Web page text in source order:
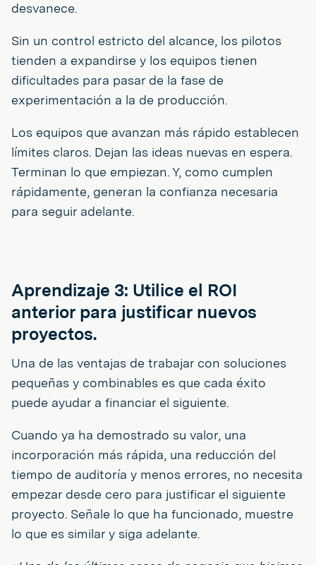
desvanece.
Sin un control estricto del alcance, los pilotos
tienden a expandirse y los equipos tienen
dificultades para pasar de la fase de
experimentación a la de producción.
Los equipos que avanzan más rápido establecen
límites claros. Dejan las ideas nuevas en espera.
Terminan lo que empiezan. Y, como cumplen
rápidamente, generan la confianza necesaria
para seguir adelante.
Aprendizaje 3: Utilice el ROI
anterior para justificar nuevos
proyectos.
Una de las ventajas de trabajar con soluciones
pequeñas y combinables es que cada éxito
puede ayudar a financiar el siguiente.
Cuando ya ha demostrado su valor, una
incorporación más rápida, una reducción del
tiempo de auditoría y menos errores, no necesita
empezar desde cero para justificar el siguiente
proyecto. Señale lo que ha funcionado, muestre
lo que es similar y siga adelante.